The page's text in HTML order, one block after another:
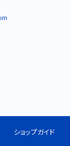
ショップガイド